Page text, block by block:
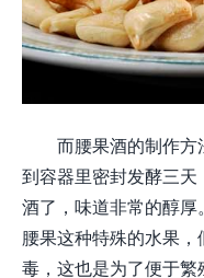
而腰果酒的制作
到容器里密封发酵三
酒了，味道非常的醇厚。
腰果这种特殊的水果
毒，这也是为了便于